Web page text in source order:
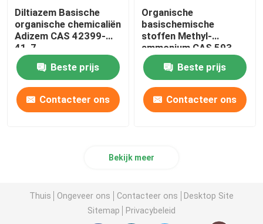
Diltiazem Basische
organische chemicaliën
Adizem CAS 42399-
41-7
Beste prijs
Contacteer ons
Organische
basischemische
stoffen Methyl-
ammonium CAS 593-
51-1
Beste prijs
Contacteer ons
Bekijk meer
Thuis Ongeveer ons Contacteer ons
Desktop Site
Sitemap
Privacybeleid